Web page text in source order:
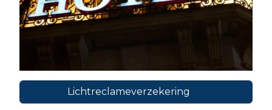
Lichtreclameverzekering